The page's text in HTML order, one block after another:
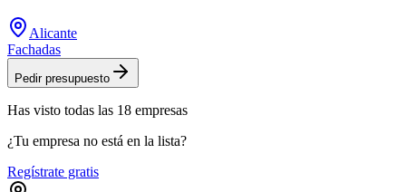
Alicante
Fachadas
Pedir presupuesto
Has visto todas las 18 empresas
¿Tu empresa no está en la lista?
Regístrate gratis